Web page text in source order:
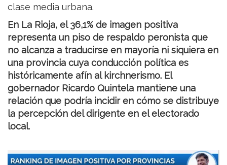
clase media urbana.
En La Rioja, el 36,1% de imagen positiva
representa un piso de respaldo peronista que
no alcanza a traducirse en mayoría ni siquiera en
una provincia cuya conducción política es
históricamente afín al kirchnerismo. El
gobernador Ricardo Quintela mantiene una
relación que podría incidir en cómo se distribuye
la percepción del dirigente en el electorado
local.